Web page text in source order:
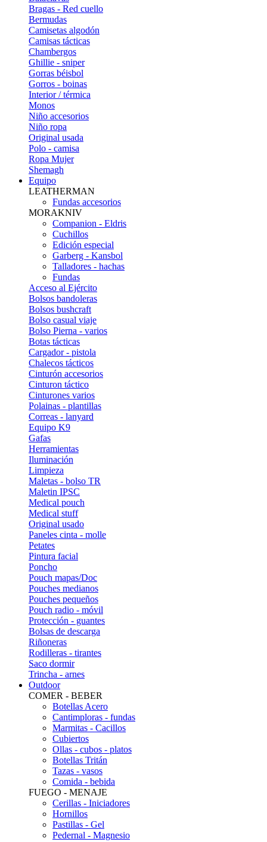
Bragas - Red cuello
Bermudas
Camisetas algodón
Camisas tácticas
Chambergos
Ghillie - sniper
Gorras béisbol
Gorros - boinas
Interior / térmica
Monos
Niño accesorios
Niño ropa
Original usada
Polo - camisa
Ropa Mujer
Shemagh
Equipo
LEATHERMAN
Fundas accesorios
MORAKNIV
Companion - Eldris
Cuchillos
Edición especial
Garberg - Kansbol
Talladores - hachas
Fundas
Acceso al Ejército
Bolsos bandoleras
Bolsos bushcraft
Bolso casual viaje
Bolso Pierna - varios
Botas tácticas
Cargador - pistola
Chalecos tácticos
Cinturón accesorios
Cinturon táctico
Cinturones varios
Polainas - plantillas
Correas - lanyard
Equipo K9
Gafas
Herramientas
Iluminación
Limpieza
Maletas - bolso TR
Maletin IPSC
Medical pouch
Medical stuff
Original usado
Paneles cinta - molle
Petates
Pintura facial
Poncho
Pouch mapas/Doc
Pouches medianos
Pouches pequeños
Pouch radio - móvil
Protección - guantes
Bolsas de descarga
Riñoneras
Rodilleras - tirantes
Saco dormir
Trincha - arnes
Outdoor
COMER - BEBER
Botellas Acero
Cantimploras - fundas
Marmitas - Cacillos
Cubiertos
Ollas - cubos - platos
Botellas Tritán
Tazas - vasos
Comida - bebida
FUEGO - MENAJE
Cerillas - Iniciadores
Hornillos
Pastillas - Gel
Pedernal - Magnesio